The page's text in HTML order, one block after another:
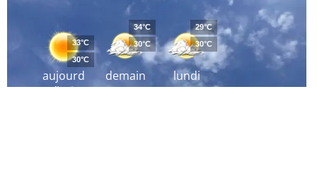
aujourd
´hui
33°C
30°C
demain
34°C
30°C
lundi
29°C
30°C